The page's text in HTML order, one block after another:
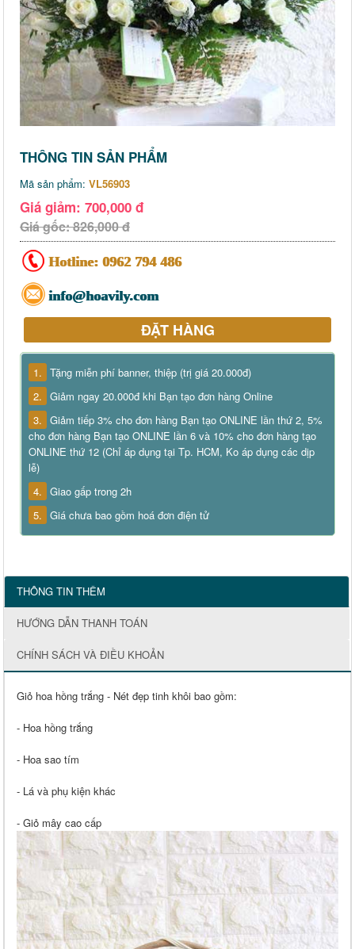
THÔNG TIN SẢN PHẨM
Mã sản phẩm: VL56903
Giá giảm: 700,000 đ
Giá gốc: 826,000 đ
Hotline: 0962 794 486
info@hoavily.com
ĐẶT HÀNG
1. Tặng miễn phí banner, thiệp (trị giá 20.000đ)
2. Giảm ngay 20.000đ khi Bạn tạo đơn hàng Online
3. Giảm tiếp 3% cho đơn hàng Bạn tạo ONLINE lần thứ 2, 5%
cho đơn hàng Bạn tạo ONLINE lần 6 và 10% cho đơn hàng tạo
ONLINE thứ 12 (Chỉ áp dụng tại Tp. HCM, Ko áp dụng các dịp
lễ)
4. Giao gấp trong 2h
5. Giá chưa bao gồm hoá đơn điện tử
THÔNG TIN THÊM
HƯỚNG DẪN THANH TOÁN
CHÍNH SÁCH VÀ ĐIỀU KHOẢN
Giỏ hoa hồng trắng - Nét đẹp tinh khôi bao gồm:
- Hoa hồng trắng
- Hoa sao tím
- Lá và phụ kiện khác
- Giỏ mây cao cấp